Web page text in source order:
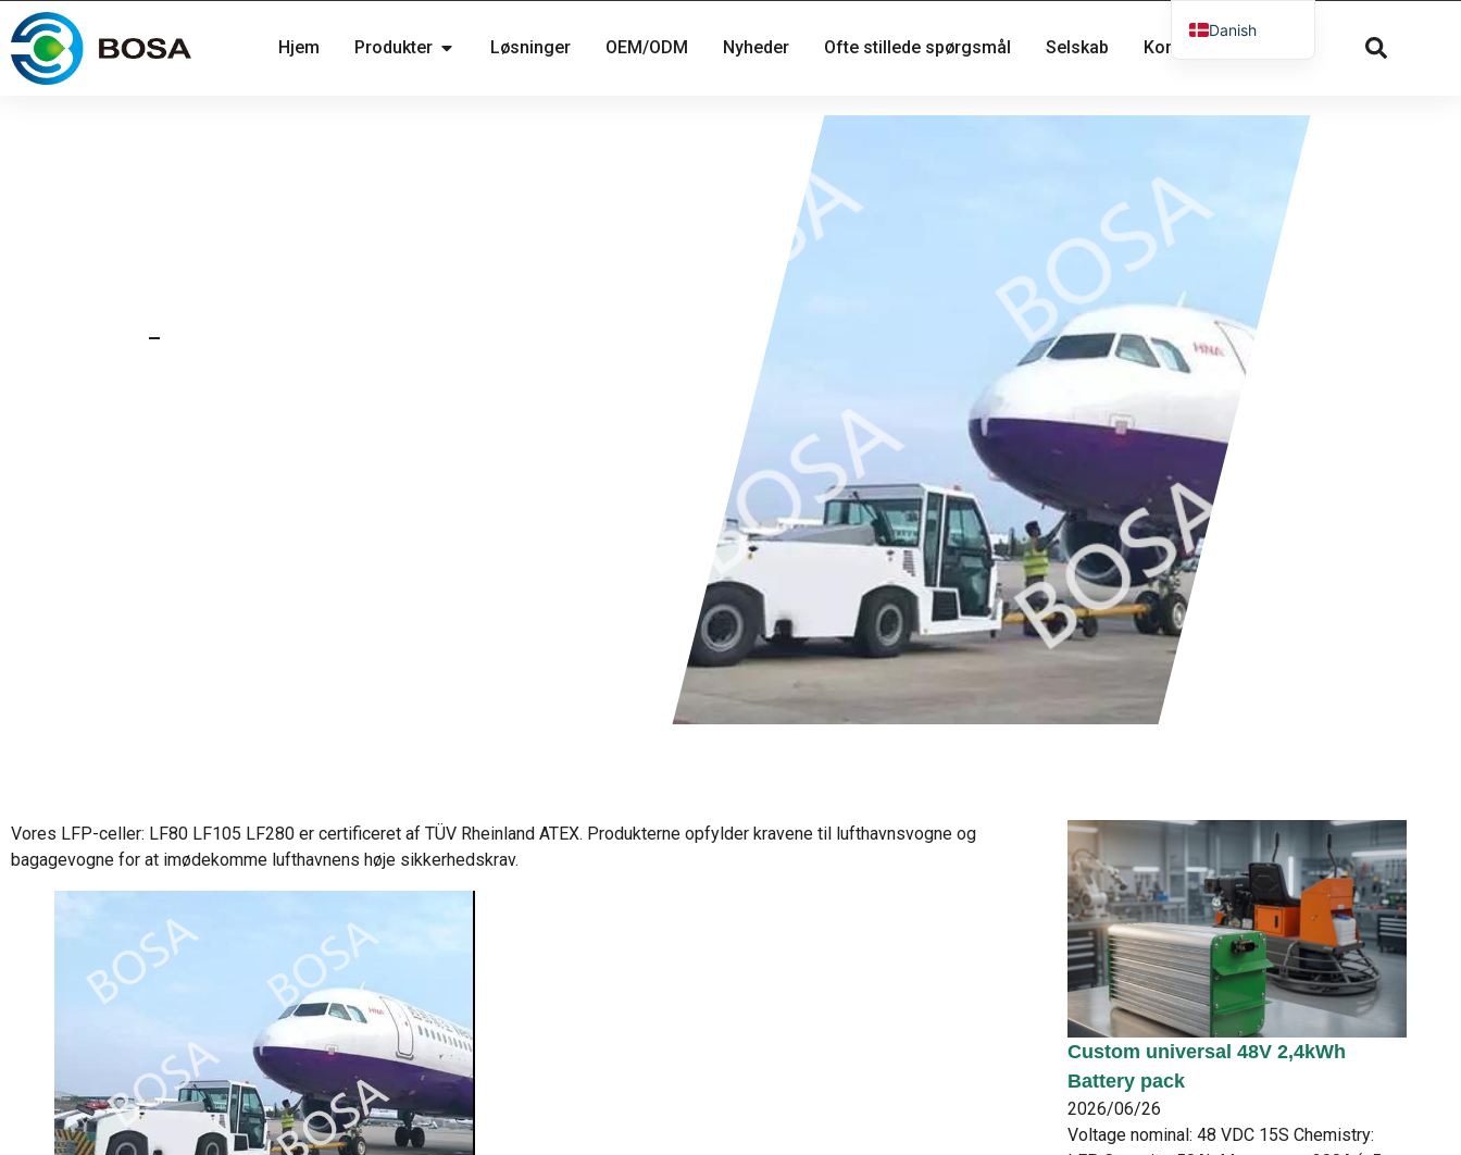
Hjem Produkter Løsninger OEM/ODM Nyheder Ofte stillede spørgsmål Selskab Kontakte
Vores LFP-celler: LF80 LF105 LF280 er certificeret af TÜV Rheinland ATEX. Produkterne opfylder kravene til lufthavnsvogne og
bagagevogne for at imødekomme lufthavnens høje sikkerhedskrav.
Fra vores produkter
Custom universal 48V 2,4kWh
Battery pack
2026/06/26
Voltage nominal: 48 VDC 15S Chemistry:
Danish
Dutch
Norwegian
Arabic